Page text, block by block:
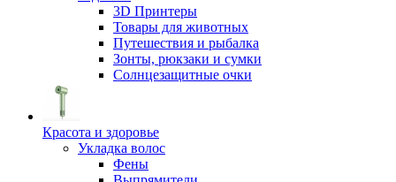
3D Принтеры
Товары для животных
Путешествия и рыбалка
Зонты, рюкзаки и сумки
Солнцезащитные очки
Красота и здоровье
Укладка волос
Фены